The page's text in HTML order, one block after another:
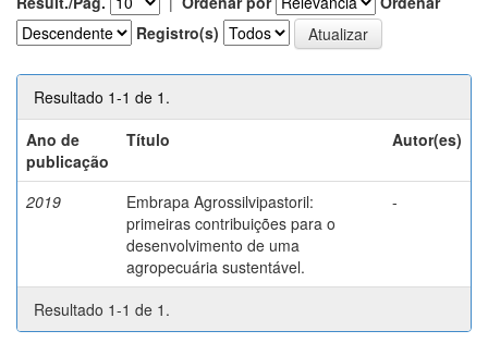
Registro(s)
Resultado 1-1 de 1.
Ano de
publicação
Título Autor(es)
2019
Embrapa Agrossilvipastoril:
primeiras contribuições para o
desenvolvimento de uma
agropecuária sustentável.
-
Resultado 1-1 de 1.